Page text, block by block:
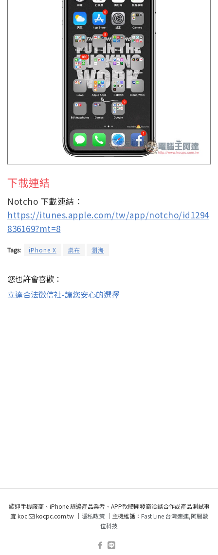
下載連結
Notcho 下載連結：
https://itunes.apple.com/tw/app/notcho/id1294
836169?mt=8
Tags: iPhone X 桌布 瀏海
您也許會喜歡：
立達合法徵信社-讓您安心的選擇
歡迎手機廠商、iPhone 周邊產品業者、APP軟體開發商洽談合作或產品測試事
宜 koc
kocpc.com.tw ｜ 隱私政策｜主機維護： Fast Line 台灣速連,阿腸數
位科技